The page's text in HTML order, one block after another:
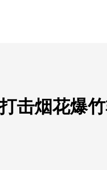
击烟花爆